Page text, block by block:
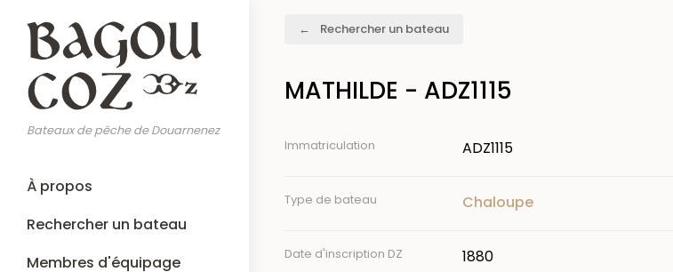
contenu
principal
Bateaux de pêche de Douarnenez
Main
navigation
À propos
Rechercher un bateau
Membres d'équipage
Rechercher un bateau
MATHILDE - ADZ1115
Immatriculation ADZ1115
Type de bateau Chaloupe
Date d'inscription DZ 1880